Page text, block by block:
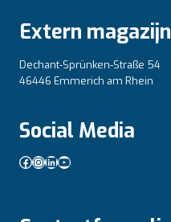
Extern magazijn
Dechant-Sprünken-Straße 54
46446 Emmerich am Rhein
Social Media
Facebook
Instagram
LinkedIn
YouTube